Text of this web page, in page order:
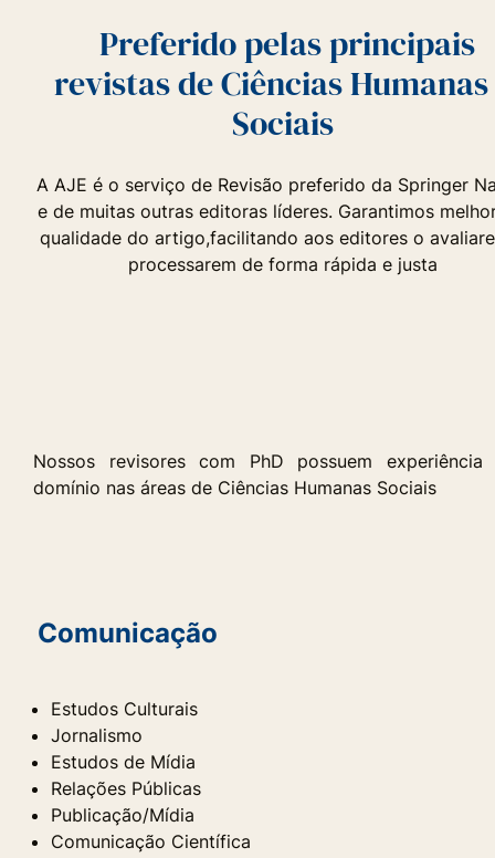
Preferido pelas principais
revistas de Ciências Humanas
Sociais
A AJE é o serviço de Revisão preferido da Springer
e de muitas outras editoras líderes. Garantimos
qualidade do artigo,facilitando aos editores o
processarem de forma rápida e justa
Nossos revisores com PhD possuem experiência
domínio nas áreas de Ciências Humanas Sociais
Comunicação
Estudos Culturais
Jornalismo
Estudos de Mídia
Relações Públicas
Publicação/Mídia
Comunicação Científica